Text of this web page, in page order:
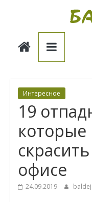
Балдёж
Интересное
19
которые
офисе
24.09.2019 baldej